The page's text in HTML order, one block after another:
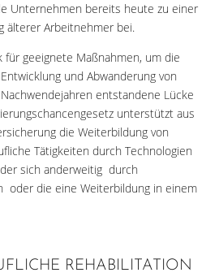
Unternehmen bereits heute zu einer
älterer Arbeitnehmer bei.
für geeignete Maßnahmen, um die
und Abwanderung von
entstandene Lücke
unterstützt aus
die Weiterbildung von
Tätigkeiten durch Technologien
sich anderweitig durch
oder die eine Weiterbildung in einem
REHABILITATION